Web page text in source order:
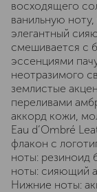
восходящего
ванильную
элегантный
смешивается с
эссенциями
неотразимого
землистые
переливами
аккорд кожи,
Eau d’Ombré
флакон с
ноты: резиноид
ноты: сияющий
Нижние ноты: